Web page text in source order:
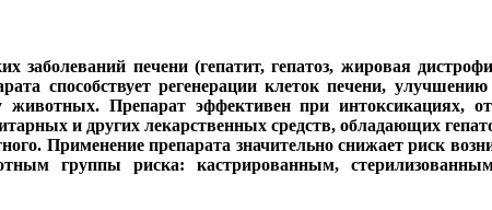
печени (гепатит, гепатоз, жировая
способствует регенерации клеток печени,
Препарат эффективен при интоксикациях,
и других лекарственных средств, обладающих
Применение препарата значительно снижает риск
группы риска: кастрированным,